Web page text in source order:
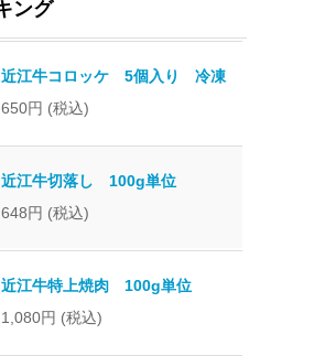
近江牛コロッケ 5個入り 冷凍
650円 (税込)
近江牛切落し 100g単位
648円 (税込)
近江牛特上焼肉 100g単位
1,080円 (税込)